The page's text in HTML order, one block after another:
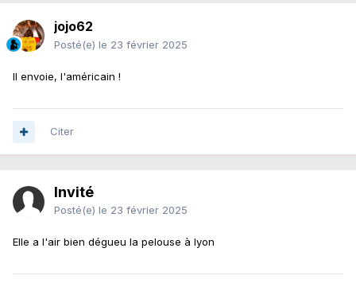
jojo62
Posté(e) le 23 février 2025
Il envoie, l'américain !
Citer
Invité
Posté(e) le 23 février 2025
Elle a l'air bien dégueu la pelouse à lyon